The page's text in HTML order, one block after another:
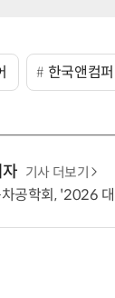
한국앤컴퍼
기사 더보기
공학회, '2026